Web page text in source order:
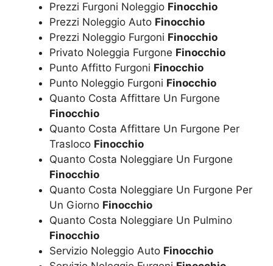
Prezzi Furgoni Noleggio Finocchio
Prezzi Noleggio Auto Finocchio
Prezzi Noleggio Furgoni Finocchio
Privato Noleggia Furgone Finocchio
Punto Affitto Furgoni Finocchio
Punto Noleggio Furgoni Finocchio
Quanto Costa Affittare Un Furgone
Finocchio
Quanto Costa Affittare Un Furgone Per
Trasloco Finocchio
Quanto Costa Noleggiare Un Furgone
Finocchio
Quanto Costa Noleggiare Un Furgone Per
Un Giorno Finocchio
Quanto Costa Noleggiare Un Pulmino
Finocchio
Servizio Noleggio Auto Finocchio